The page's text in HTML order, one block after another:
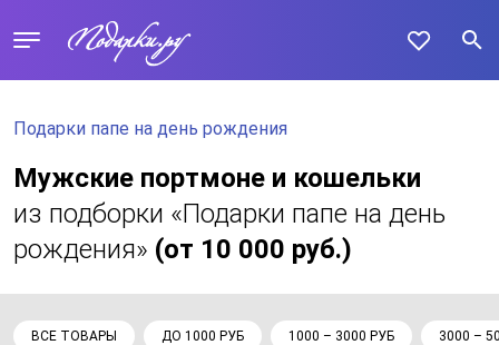
Подарки папе на день рождения
Мужские портмоне и кошельки
из подборки «Подарки папе на день
рождения» (от 10 000 руб.)
ВСЕ ТОВАРЫ ДО 1000 РУБ 1000 – 3000 РУБ 3000 –